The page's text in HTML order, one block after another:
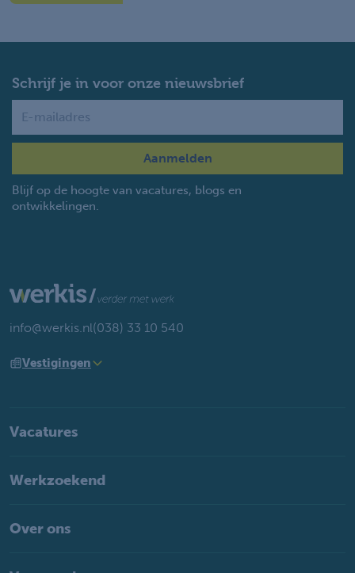
Schrijf je in voor onze nieuwsbrief
Blijf op de hoogte van vacatures, blogs en
ontwikkelingen.
info@werkis.nl(038) 33 10 540
Vestigingen
Vacatures
Werkzoekend
Over ons